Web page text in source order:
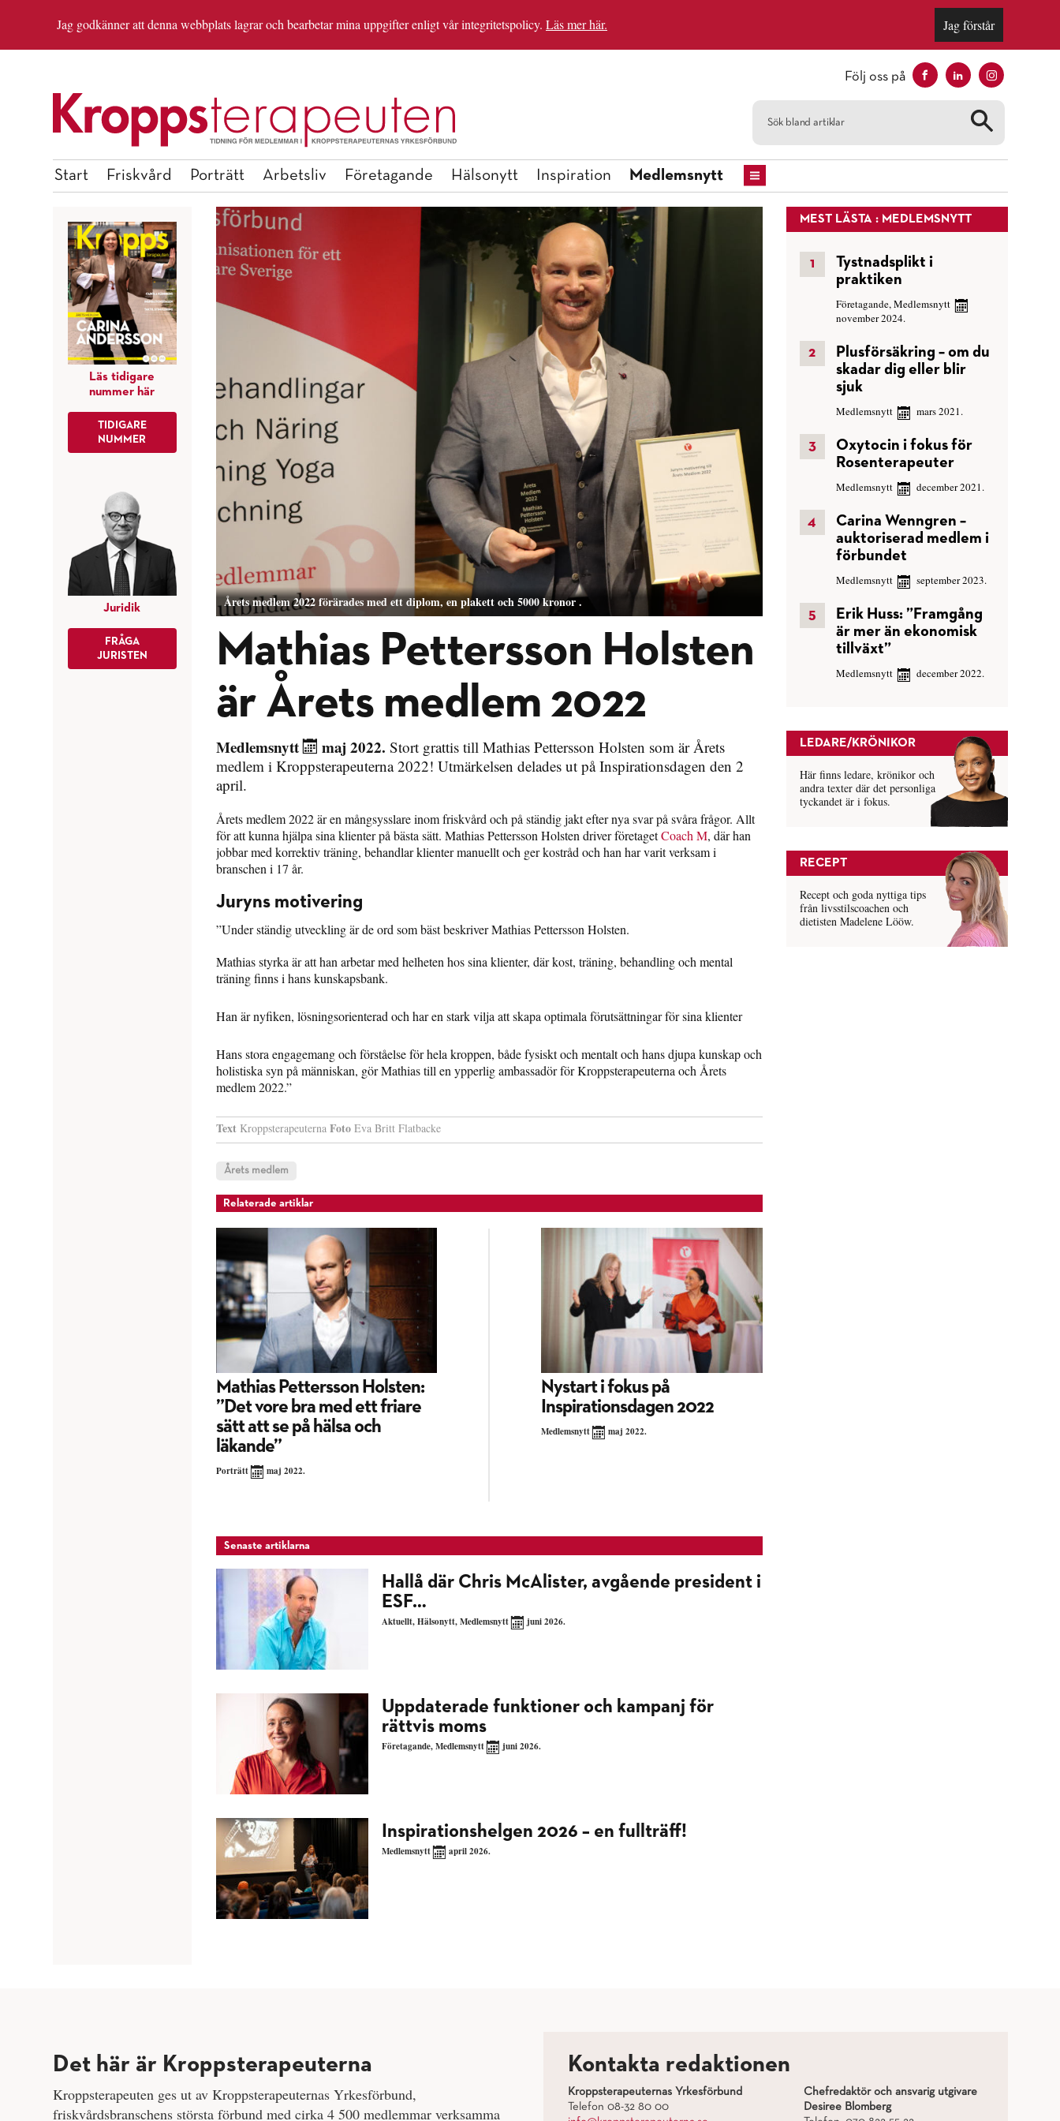
Jag godkänner att denna webbplats lagrar och bearbetar mina uppgifter enligt vår integritetspolicy. Läs mer här. Jag förstår
Start Friskvård Porträtt Arbetsliv Företagande Hälsonytt Inspiration Medlemsnytt
OM REDAKTIONEN ANMÄL DIG TILL INSPIRATIONSHELGEN BLI MEDLEM
Följ oss på
Årets medlem 2022 förärades med ett diplom, en plakett och 5000 kronor .
Mathias Pettersson Holsten
är Årets medlem 2022
Medlemsnytt maj 2022. Stort grattis till Mathias Pettersson Holsten som är Årets
medlem i Kroppsterapeuterna 2022! Utmärkelsen delades ut på Inspirationsdagen den 2
april.
Årets medlem 2022 är en mångsysslare inom friskvård och på ständig jakt efter nya svar på svåra frågor. Allt
för att kunna hjälpa sina klienter på bästa sätt. Mathias Pettersson Holsten driver företagetCoach M, där han
jobbar med korrektiv träning, behandlar klienter manuellt och ger kostråd och han har varit verksam i
branschen i 17 år.
Juryns motivering
”Under ständig utveckling är de ord som bäst beskriver Mathias Pettersson Holsten.
Mathias styrka är att han arbetar med helheten hos sina klienter, där kost, träning, behandling och mental
träning finns i hans kunskapsbank.
Han är nyfiken, lösningsorienterad och har en stark vilja att skapa optimala förutsättningar för sina klienter
Hans stora engagemang och förståelse för hela kroppen, både fysiskt och mentalt och hans djupa kunskap och
holistiska syn på människan, gör Mathias till en ypperlig ambassadör för Kroppsterapeuterna och Årets
medlem 2022.”
TextKroppsterapeuterna FotoEva Britt Flatbacke
Årets medlem
Relaterade artiklar
Mathias Pettersson Holsten:
”Det vore bra med ett friare
sätt att se på hälsa och
läkande”
Porträtt maj 2022.
Nystart i fokus på
Inspirationsdagen 2022
Medlemsnytt maj 2022.
Senaste artiklarna
Hallå där Chris McAlister, avgående president i
ESF…
Aktuellt,Hälsonytt,Medlemsnytt juni 2026.
Uppdaterade funktioner och kampanj för
rättvis moms
Företagande,Medlemsnytt juni 2026.
Inspirationshelgen 2026 – en fullträff!
Medlemsnytt april 2026.
Läs tidigare
nummer här
TIDIGARE
NUMMER
Juridik
FRÅGA
JURISTEN
MEST LÄSTA : MEDLEMSNYTT
Tystnadsplikt i
praktiken
Företagande,Medlemsnytt
november 2024.
Plusförsäkring – om du
skadar dig eller blir
sjuk
Medlemsnytt mars 2021.
Oxytocin i fokus för
Rosenterapeuter
Medlemsnytt december 2021.
Carina Wenngren –
auktoriserad medlem i
förbundet
Medlemsnytt september 2023.
Erik Huss: ”Framgång
är mer än ekonomisk
tillväxt”
Medlemsnytt december 2022.
LEDARE/KRÖNIKOR
Här finns ledare, krönikor och
andra texter där det personliga
tyckandet är i fokus.
RECEPT
Recept och goda nyttiga tips
från livsstilscoachen och
dietisten Madelene Lööw.
Det här är Kroppsterapeuterna
Kroppsterapeuten ges ut av Kroppsterapeuternas Yrkesförbund,
friskvårdsbranschens största förbund med cirka 4 500 medlemmar verksamma
Kontakta redaktionen
Kroppsterapeuternas Yrkesförbund
Telefon 08-32 80 00
Chefredaktör och ansvarig utgivare
Desiree Blomberg